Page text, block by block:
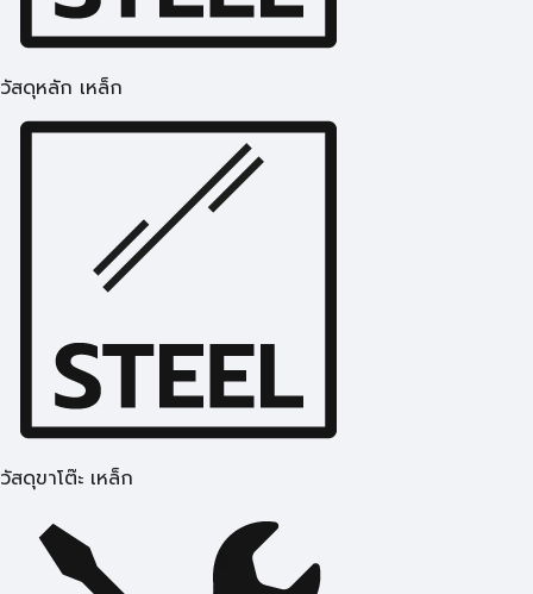
วัสดุหลัก เหล็ก
วัสดุขาโต๊ะ เหล็ก